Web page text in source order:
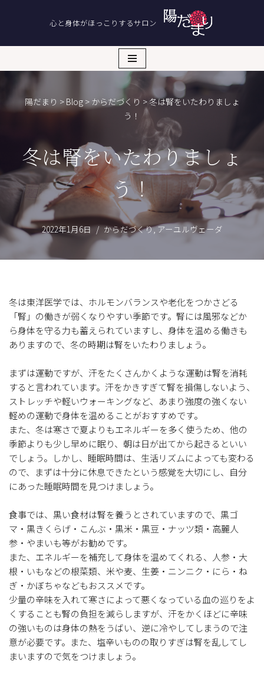
ン
ン
心と身体がほっこりするサロン
陽だまり > Blog> からだづくり > 冬は腎をいたわりましょ
う！
冬は腎をいたわりましょ
う！
2022年1月6日 からだづくり,アーユルヴェーダ
冬は東洋医学では、ホルモンバランスや老化をつかさどる
「腎」の働きが弱くなりやすい季節です。腎には風邪などか
ら身体を守る力も蓄えられていますし、身体を温める働きも
ありますので、冬の時期は腎をいたわりましょう。
まずは運動ですが、汗をたくさんかくような運動は腎を消耗
すると言われています。汗をかきすぎて腎を損傷しないよう、
ストレッチや軽いウォーキングなど、あまり強度の強くない
軽めの運動で身体を温めることがおすすめです。
また、冬は寒さで夏よりもエネルギーを多く使うため、他の
季節よりも少し早めに眠り、朝は日が出てから起きるといい
でしょう。しかし、睡眠時間は、生活リズムによっても変わる
ので、まずは十分に休息できたという感覚を大切にし、自分
にあった睡眠時間を見つけましょう。
食事では、黒い食材は腎を養うとされていますので、黒ゴ
マ・黒きくらげ・こんぶ・黒米・黒豆・ナッツ類・高麗人
参・やまいも等がお勧めです。
また、エネルギーを補充して身体を温めてくれる、人参・大
根・いもなどの根菜類、米や麦、生姜・ニンニク・にら・ね
ぎ・かぼちゃなどもおススメです。
少量の辛味を入れて寒さによって悪くなっている血の巡りをよ
くすることも腎の負担を減らしますが、汗をかくほどに辛味
の強いものは身体の熱をうばい、逆に冷やしてしまうので注
意が必要です。また、塩辛いものの取りすぎは腎を乱してし
まいますので気をつけましょう。